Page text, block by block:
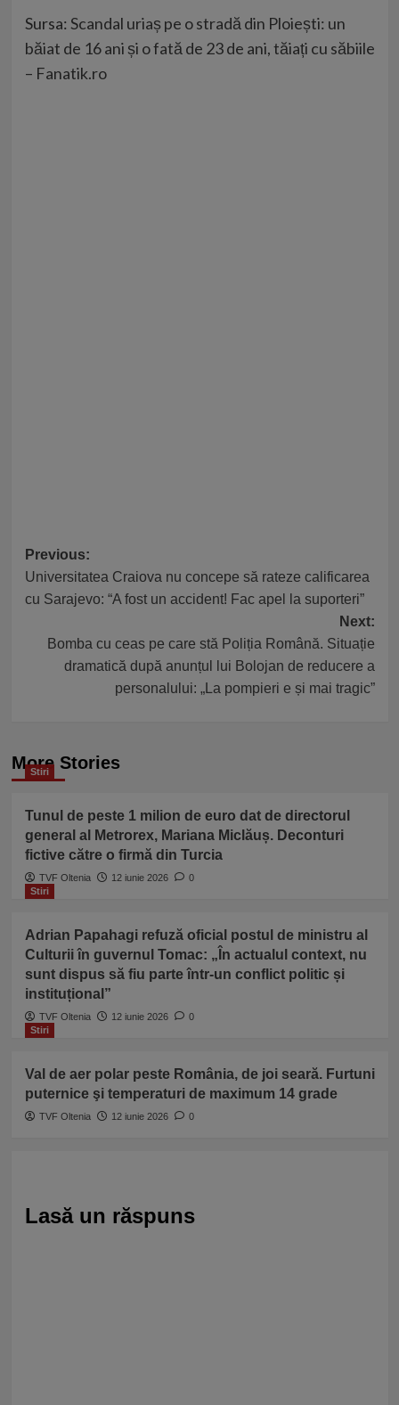
Sursa: Scandal uriaș pe o stradă din Ploiești: un
băiat de 16 ani și o fată de 23 de ani, tăiați cu săbiile
– Fanatik.ro
Post
navigation
Previous:
Universitatea Craiova nu concepe să rateze calificarea
cu Sarajevo: “A fost un accident! Fac apel la suporteri”
Next:
Bomba cu ceas pe care stă Poliția Română. Situație
dramatică după anunțul lui Bolojan de reducere a
personalului: „La pompieri e și mai tragic”
More Stories
Stiri
Tunul de peste 1 milion de euro dat de directorul
general al Metrorex, Mariana Miclăuș. Deconturi
fictive către o firmă din Turcia
TVF Oltenia 12 iunie 2026
0
Stiri
Adrian Papahagi refuză oficial postul de ministru al
Culturii în guvernul Tomac: „În actualul context, nu
sunt dispus să fiu parte într-un conflict politic și
instituțional”
TVF Oltenia 12 iunie 2026
0
Stiri
Val de aer polar peste România, de joi seară. Furtuni
puternice şi temperaturi de maximum 14 grade
TVF Oltenia 12 iunie 2026 0
Lasă un răspuns